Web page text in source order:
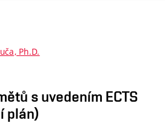
Ph.D.
s uvedením ECTS
plán)